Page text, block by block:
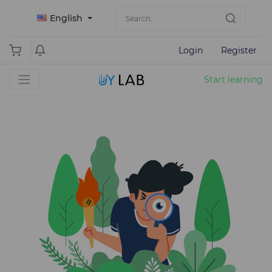
English
Login Register
Start learning